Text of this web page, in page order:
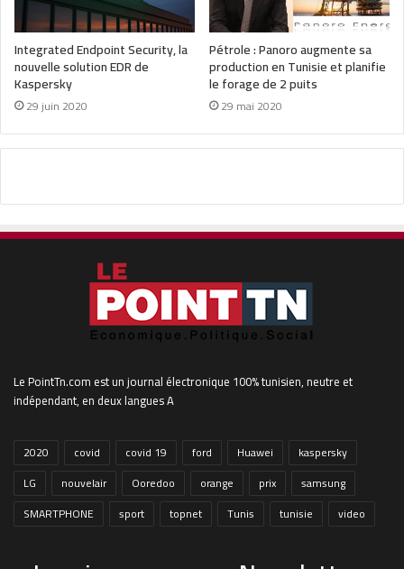
Integrated Endpoint Security, la
nouvelle solution EDR de
Kaspersky
29 juin 2020
Pétrole : Panoro augmente sa
production en Tunisie et planifie
le forage de 2 puits
29 mai 2020
Le PointTn.com est un journal électronique 100% tunisien, neutre et
indépendant, en deux langues A
2020 covid covid 19 ford Huawei
kaspersky
LG
nouvelair Ooredoo orange prix
samsung
SMARTPHONE
sport topnet Tunis tunisie video